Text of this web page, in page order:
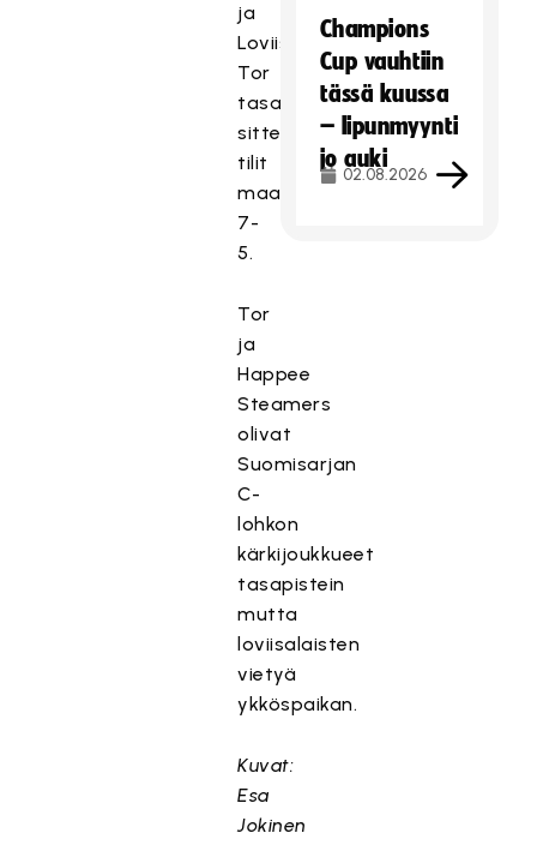
ja
Loviisan
Tor
tasasi
sitten
tilit
maalein
7-
5.
Tor
ja
Happee
Steamers
olivat
Suomisarjan
C-
lohkon
kärkijoukkueet
tasapistein
mutta
loviisalaisten
vietyä
ykköspaikan.
Kuvat:
Esa
Jokinen
Champions
Cup vauhtiin
tässä kuussa
– lipunmyynti
jo auki
02.08.2026